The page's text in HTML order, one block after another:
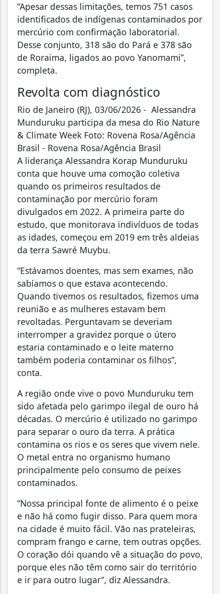
“Apesar dessas limitações, temos 751 casos
identificados de indígenas contaminados por
mercúrio com confirmação laboratorial.
Desse conjunto, 318 são do Pará e 378 são
de Roraima, ligados ao povo Yanomami”,
completa.
Revolta com diagnóstico
Rio de Janeiro (RJ), 03/06/2026 - Alessandra
Munduruku participa da mesa do Rio Nature
& Climate Week Foto: Rovena Rosa/Agência
Brasil - Rovena Rosa/Agência Brasil
A liderança Alessandra Korap Munduruku
conta que houve uma comoção coletiva
quando os primeiros resultados de
contaminação por mercúrio foram
divulgados em 2022. A primeira parte do
estudo, que monitorava indivíduos de todas
as idades, começou em 2019 em três aldeias
da terra Sawré Muybu.
“Estávamos doentes, mas sem exames, não
sabíamos o que estava acontecendo.
Quando tivemos os resultados, fizemos uma
reunião e as mulheres estavam bem
revoltadas. Perguntavam se deveriam
interromper a gravidez porque o útero
estaria contaminado e o leite materno
também poderia contaminar os filhos”,
conta.
A região onde vive o povo Munduruku tem
sido afetada pelo garimpo ilegal de ouro há
décadas. O mercúrio é utilizado no garimpo
para separar o ouro da terra. A prática
contamina os rios e os seres que vivem nele.
O metal entra no organismo humano
principalmente pelo consumo de peixes
contaminados.
“Nossa principal fonte de alimento é o peixe
e não há como fugir disso. Para quem mora
na cidade é muito fácil. Vão nas prateleiras,
compram frango e carne, tem outras opções.
O coração dói quando vê a situação do povo,
porque eles não têm como sair do território
e ir para outro lugar”, diz Alessandra.